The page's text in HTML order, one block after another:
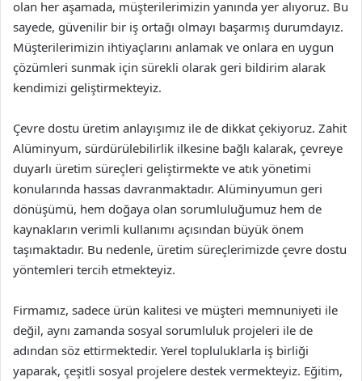
olan her aşamada, müşterilerimizin yanında yer alıyoruz. Bu
sayede, güvenilir bir iş ortağı olmayı başarmış durumdayız.
Müşterilerimizin ihtiyaçlarını anlamak ve onlara en uygun
çözümleri sunmak için sürekli olarak geri bildirim alarak
kendimizi geliştirmekteyiz.
Çevre dostu üretim anlayışımız ile de dikkat çekiyoruz. Zahit
Alüminyum, sürdürülebilirlik ilkesine bağlı kalarak, çevreye
duyarlı üretim süreçleri geliştirmekte ve atık yönetimi
konularında hassas davranmaktadır. Alüminyumun geri
dönüşümü, hem doğaya olan sorumluluğumuz hem de
kaynakların verimli kullanımı açısından büyük önem
taşımaktadır. Bu nedenle, üretim süreçlerimizde çevre dostu
yöntemleri tercih etmekteyiz.
Firmamız, sadece ürün kalitesi ve müşteri memnuniyeti ile
değil, aynı zamanda sosyal sorumluluk projeleri ile de
adından söz ettirmektedir. Yerel topluluklarla iş birliği
yaparak, çeşitli sosyal projelere destek vermekteyiz. Eğitim,